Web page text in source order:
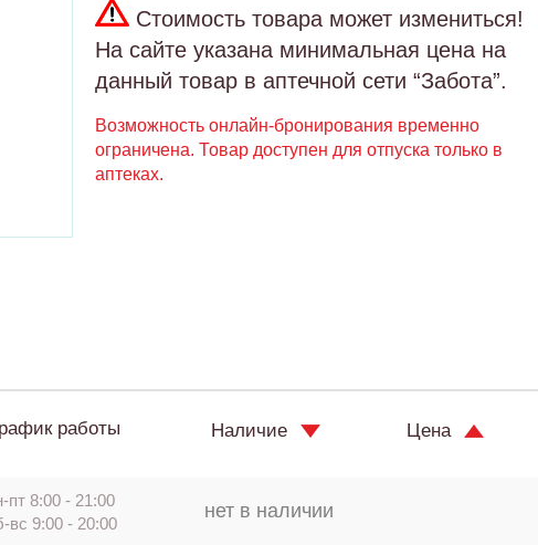
Стоимость товара может измениться!
На сайте указана минимальная цена на
данный товар в аптечной сети “Забота”.
Возможность онлайн-бронирования временно
ограничена. Товар доступен для отпуска только в
аптеках.
работы Наличие Цена
пт 8:00 - 21:00
вс 9:00 - 20:00
нет в наличии